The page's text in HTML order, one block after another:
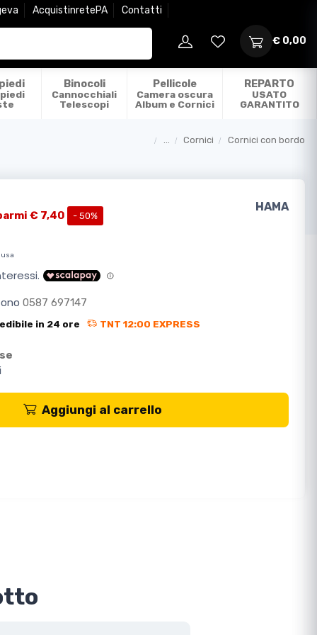
AcquistinretePA Contatti
€ 0,00
Binocoli
Cannocchiali
Telescopi
Pellicole
Camera oscura
Album e Cornici
REPARTO
USATO
GARANTITO
Cornici Cornici con bordo
HAMA
€ 7,40 - 50%
0587 697147
in 24 ore TNT 12:00 EXPRESS
Aggiungi al carrello